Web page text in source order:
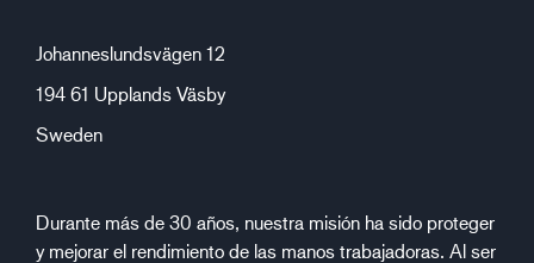
Johanneslundsvägen 12
194 61 Upplands Väsby
Sweden
Durante más de 30 años, nuestra misión ha sido proteger
y mejorar el rendimiento de las manos trabajadoras. Al ser